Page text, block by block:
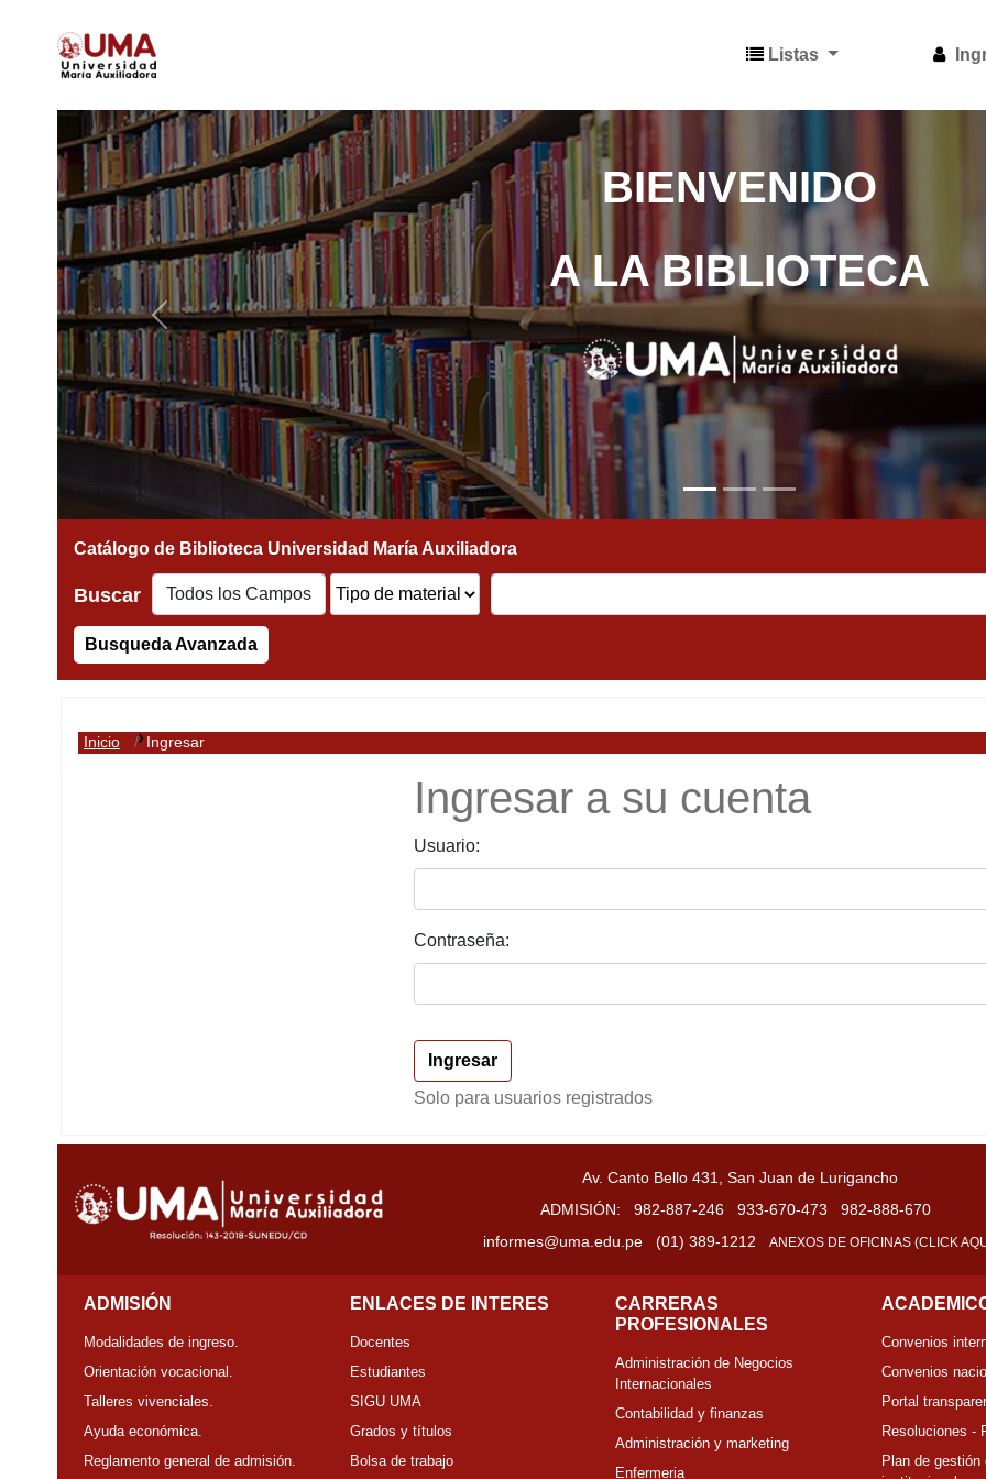
Listas
BIENVENIDO
A LA BIBLIOTECA
Previous
Buscar
Busqueda Avanzada
Inicio Ingresar
Ingresar a su cuenta
Usuario:
Contraseña:
Solo para usuarios registrados
Av. Canto Bello 431, San Juan de Lurigancho
ADMISIÓN:
982-887-246 933-670-473
982-888-670
informes@uma.edu.pe
(01) 389-1212 ANEXOS DE OFICINAS (CLICK
ADMISIÓN
Modalidades de ingreso.
Orientación vocacional.
Talleres vivenciales.
Ayuda económica.
Reglamento general de admisión.
ENLACES DE INTERES
Docentes
Estudiantes
SIGU UMA
Grados y títulos
Bolsa de trabajo
CARRERAS
PROFESIONALES
Administración de Negocios
Internacionales
Contabilidad y finanzas
Administración y marketing
Enfermeria
Convenios
Convenios
Portal
Resoluciones -
Plan de gestión